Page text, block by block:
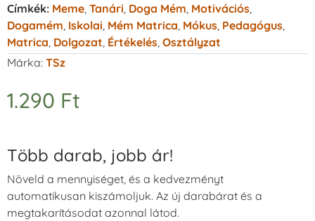
Címkék: Meme Tanári Doga Mém Motivációs
Dogamém Iskolai Mém Matrica Mókus Pedagógus
Matrica Dolgozat Értékelés Osztályzat
Márka: TSz
1.290 Ft
Több darab, jobb ár!
Növeld a mennyiséget, és a kedvezményt
automatikusan kiszámoljuk. Az új darabárat és a
megtakarításodat azonnal látod.